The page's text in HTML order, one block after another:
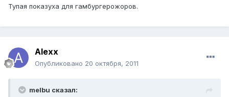
Тупая показуха для гамбургерожоров.
Alexx
Опубликовано 20 октября, 2011
melbu сказал: